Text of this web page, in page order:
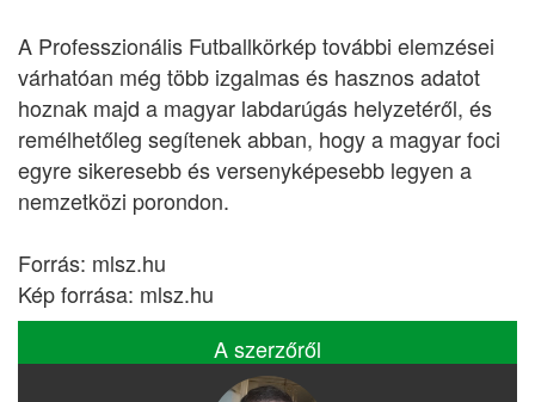
A Professzionális Futballkörkép további elemzései
várhatóan még több izgalmas és hasznos adatot
hoznak majd a magyar labdarúgás helyzetéről, és
remélhetőleg segítenek abban, hogy a magyar foci
egyre sikeresebb és versenyképesebb legyen a
nemzetközi porondon.
Forrás: mlsz.hu
Kép forrása: mlsz.hu
A szerzőről